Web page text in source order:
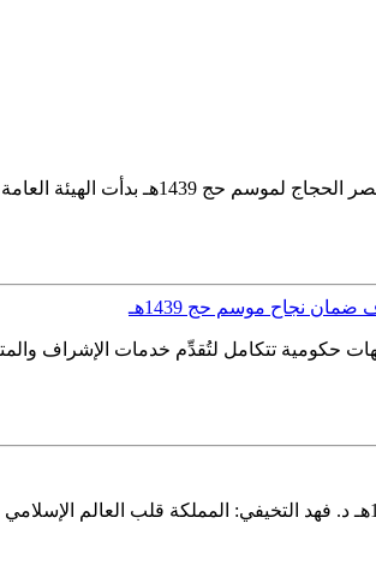
أكثر من 470 باحث إحصائي بدأت أعمالهم فجر
نجاح موسم حج 1439هـ